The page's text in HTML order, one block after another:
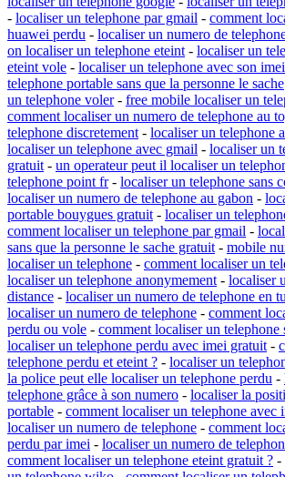
- localiser un telephone par gmail - comment
huawei perdu - localiser un numero de
on localiser un telephone eteint - localiser un
eteint vole - localiser un telephone avec son imei
telephone portable sans que la personne le sache
un telephone voler- free mobile localiser un
comment localiser un numero de telephone au
telephone discretement - localiser un telephone
localiser un telephone avec gmail - localiser un
gratuit - un operateur peut il localiser un
telephone point fr- localiser un telephone sans
localiser un numero de telephone au gabon -
portable bouygues gratuit - localiser un
comment localiser un telephone par gmail -
sans que la personne le sache gratuit - mobile
localiser un telephone - comment localiser un
localiser un telephone anonymement - localiser
distance - localiser un numero de telephone en
localiser un numero de telephone - comment
perdu ou vole - comment localiser un telephone
localiser un telephone perdu avec imei gratuit -
telephone perdu et eteint ? - localiser un
la police peut elle localiser un telephone perdu -
telephone grâce à son numero - localiser la
portable - comment localiser un telephone avec
localiser un numero de telephone - comment
perdu par imei - localiser un numero de
comment localiser un telephone eteint gratuit ? -